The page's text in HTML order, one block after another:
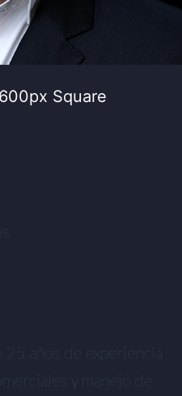
años de experiencia
y manejo de